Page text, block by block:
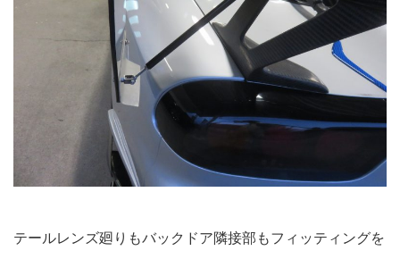
テールレンズ廻りもバックドア隣接部もフィッティングを